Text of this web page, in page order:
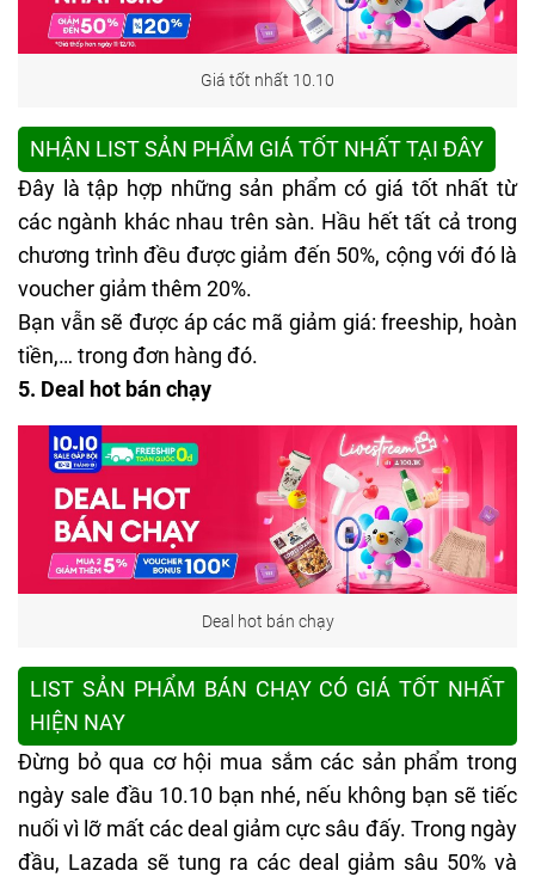
Giá tốt nhất 10.10
NHẬN LIST SẢN PHẨM GIÁ TỐT NHẤT TẠI ĐÂY
Đây là tập hợp những sản phẩm có giá tốt nhất từ
các ngành khác nhau trên sàn. Hầu hết tất cả trong
chương trình đều được giảm đến 50%, cộng với đó là
voucher giảm thêm 20%.
Bạn vẫn sẽ được áp các mã giảm giá: freeship, hoàn
tiền,… trong đơn hàng đó.
5. Deal hot bán chạy
Deal hot bán chạy
LIST SẢN PHẨM BÁN CHẠY CÓ GIÁ TỐT NHẤT
HIỆN NAY
Đừng bỏ qua cơ hội mua sắm các sản phẩm trong
ngày sale đầu 10.10 bạn nhé, nếu không bạn sẽ tiếc
nuối vì lỡ mất các deal giảm cực sâu đấy. Trong ngày
đầu, Lazada sẽ tung ra các deal giảm sâu 50% và